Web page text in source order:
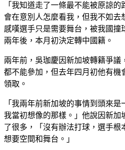
「我知道走了一條最不能被原諒
會在意別人怎麼看我，但我不如去
感嘆選手只是需要舞台，被我國撞
兩年後，本月初決定轉中國籍。
兩年前，吳珈慶因新加坡轉籍爭議
都不能參加，但去年四月初他有機
領取。
「我兩年前新加坡的事情到頭來
我當初想像的那樣。」他說因新加
了很多，「沒有辦法打球，選手根
想要空間和舞台。」